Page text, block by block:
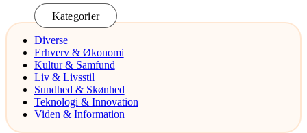
Kategorier
Diverse
Erhverv & Økonomi
Kultur & Samfund
Liv & Livsstil
Sundhed & Skønhed
Teknologi & Innovation
Viden & Information